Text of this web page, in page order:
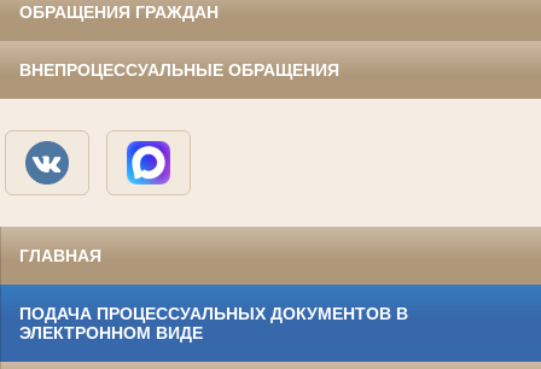
ОБРАЩЕНИЯ ГРАЖДАН
ВНЕПРОЦЕССУАЛЬНЫЕ ОБРАЩЕНИЯ
ГЛАВНАЯ
ПОДАЧА ПРОЦЕССУАЛЬНЫХ ДОКУМЕНТОВ В
ЭЛЕКТРОННОМ ВИДЕ